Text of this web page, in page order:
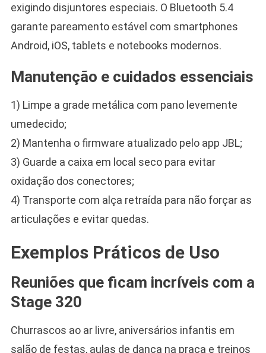
exigindo disjuntores especiais. O Bluetooth 5.4
garante pareamento estável com smartphones
Android, iOS, tablets e notebooks modernos.
Manutenção e cuidados essenciais
1) Limpe a grade metálica com pano levemente
umedecido;
2) Mantenha o firmware atualizado pelo app JBL;
3) Guarde a caixa em local seco para evitar
oxidação dos conectores;
4) Transporte com alça retraída para não forçar as
articulações e evitar quedas.
Exemplos Práticos de Uso
Reuniões que ficam incríveis com a
Stage 320
Churrascos ao ar livre, aniversários infantis em
salão de festas, aulas de dança na praça e treinos